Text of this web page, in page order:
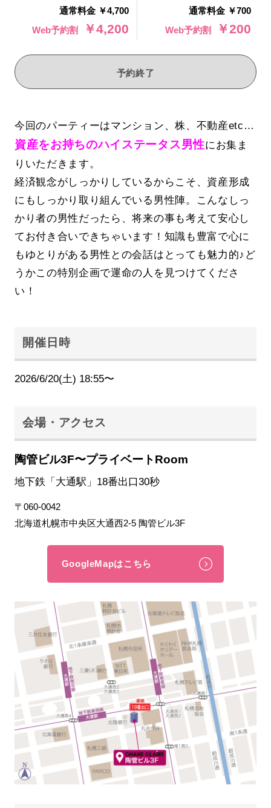
通常料金 ￥4,700
Web予約割
￥4,200
通常料金 ￥700
Web予約割
￥200
予約終了
今回のパーティーはマンション、株、不動産etc…
資産をお持ちのハイステータス男性にお集ま
りいただきます。
経済観念がしっかりしているからこそ、資産形成
にもしっかり取り組んでいる男性陣。こんなしっ
かり者の男性だったら、将来の事も考えて安心し
てお付き合いできちゃいます！知識も豊富で心に
もゆとりがある男性との会話はとっても魅力的♪ど
うかこの特別企画で運命の人を見つけてくださ
い！
開催日時
2026/6/20(土) 18:55〜
会場・アクセス
陶管ビル3F〜プライベートRoom
地下鉄「大通駅」18番出口30秒
〒060-0042
北海道札幌市中央区大通西2-5 陶管ビル3F
GoogleMapはこちら